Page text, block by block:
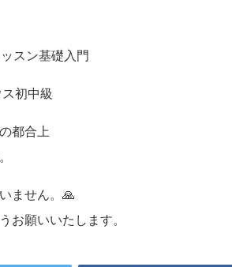
スン基礎入門
初中級
都合上
ません。🙏
お願いいたします。